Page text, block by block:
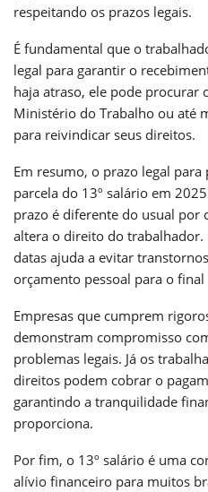
respeitando os prazos legais.
É fundamental que o
legal para garantir o
haja atraso, ele pode procurar
Ministério do Trabalho ou até
para reivindicar seus direitos.
Em resumo, o prazo legal
parcela do 13º salário em
prazo é diferente do usual por
altera o direito do trabalhador.
datas ajuda a evitar
orçamento pessoal para o final
Empresas que cumprem
demonstram compromisso
problemas legais. Já os
direitos podem cobrar o
garantindo a tranquilidade
proporciona.
Por fim, o 13º salário é uma
alívio financeiro para muitos